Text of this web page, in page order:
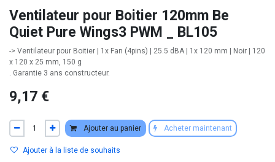
Ventilateur pour Boitier 120mm Be
Quiet Pure Wings3 PWM _ BL105
-> Ventilateur pour Boitier | 1x Fan (4pins) | 25.5 dBA | 1x 120 mm | Noir | 120
x 120 x 25 mm, 150 g
. Garantie 3 ans constructeur.
9,17 €
Ajouter au panier Acheter maintenant
Ajouter à la liste de souhaits